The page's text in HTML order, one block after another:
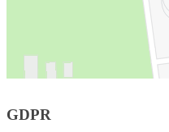
GDPR